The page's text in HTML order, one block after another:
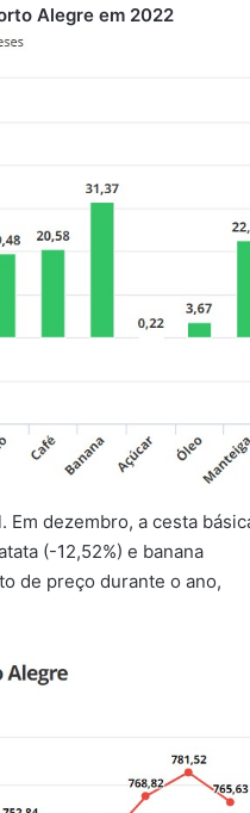
Alegre em 2022
Em dezembro, a cesta
(-12,52%) e banana
de preço durante o ano,